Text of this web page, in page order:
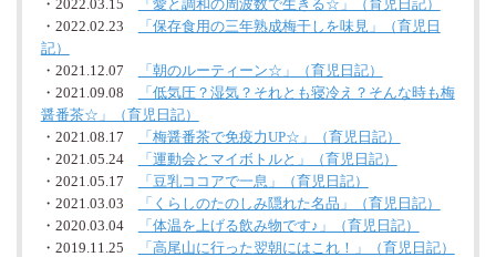
・2022.03.15
「愛と調和の周波数で生きる☆」（育児日記）
・2022.02.23
「保存食用の三年熟成梅干しを味見」（育児日
記）
・2021.12.07
「朝のルーティーン☆」（育児日記）
・2021.09.08
「低気圧？湿気？それとも寝冷え？そんな時も梅
醤番茶☆」（育児日記）
・2021.08.17
「梅醤番茶で免疫力UP☆」（育児日記）
・2021.05.24
「運動会とマイボトルと」（育児日記）
・2021.05.17
「豆乳ココアで一息」（育児日記）
・2021.03.03
「くらしのたのしみ隠れた名品」（育児日記）
・2020.03.04
「体温を上げる飲み物です♪」（育児日記）
・2019.11.25
「高尾山に行った翌朝にはこれ！」（育児日記）